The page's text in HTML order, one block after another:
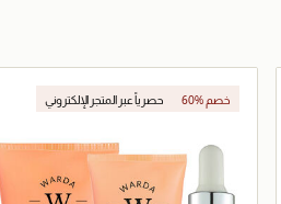
60% خصم حصرياً عبر المتجر الإلكتروني